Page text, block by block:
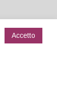
Accetto